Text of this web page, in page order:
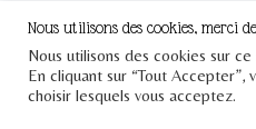
Nous utilisons des cookies, merci
Nous utilisons des cookies sur
En cliquant sur “Tout Accepter”,
choisir lesquels vous acceptez.